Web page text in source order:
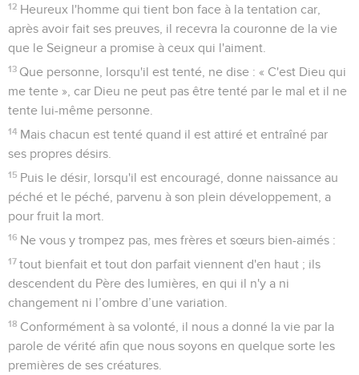
12 Heureux l'homme qui tient bon face à la tentation car,
après avoir fait ses preuves, il recevra la couronne de la vie
que le Seigneur a promise à ceux qui l'aiment.
13 Que personne, lorsqu'il est tenté, ne dise : « C'est Dieu qui
me tente », car Dieu ne peut pas être tenté par le mal et il ne
tente lui-même personne.
14 Mais chacun est tenté quand il est attiré et entraîné par
ses propres désirs.
15 Puis le désir, lorsqu'il est encouragé, donne naissance au
péché et le péché, parvenu à son plein développement, a
pour fruit la mort.
16 Ne vous y trompez pas, mes frères et sœurs bien-aimés :
17 tout bienfait et tout don parfait viennent d'en haut ; ils
descendent du Père des lumières, en qui il n'y a ni
changement ni l’ombre d’une variation.
18 Conformément à sa volonté, il nous a donné la vie par la
parole de vérité afin que nous soyons en quelque sorte les
premières de ses créatures.